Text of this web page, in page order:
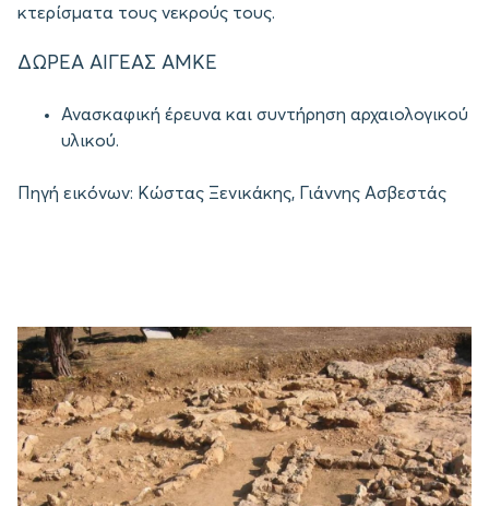
κτερίσματα τους νεκρούς τους.
ΔΩΡΕΑ ΑΙΓΕΑΣ ΑΜΚΕ
Ανασκαφική έρευνα και συντήρηση αρχαιολογικού
υλικού.
Πηγή εικόνων: Κώστας Ξενικάκης, Γιάννης Ασβεστάς